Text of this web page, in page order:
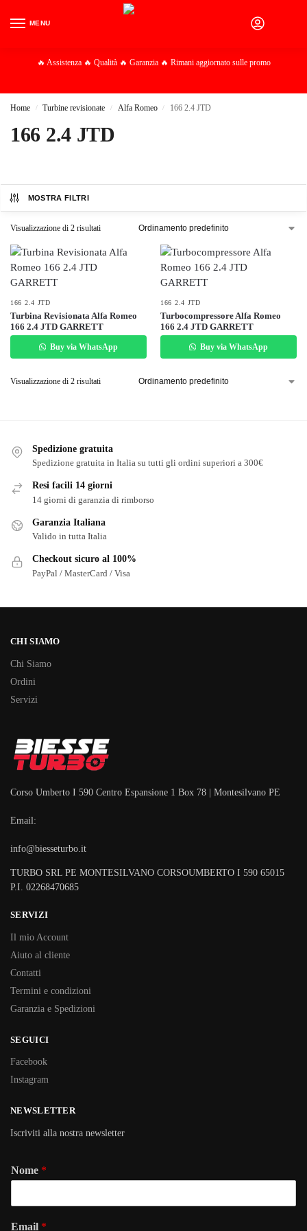
MENU
🔥 Assistenza 🔥 Qualità 🔥 Garanzia 🔥 Rimani aggiornato sulle promo
Home / Turbine revisionate / Alfa Romeo / 166 2.4 JTD
166 2.4 JTD
MOSTRA FILTRI
Visualizzazione di 2 risultati
166 2.4 JTD
Turbina Revisionata Alfa Romeo
166 2.4 JTD GARRETT
Buy via WhatsApp
166 2.4 JTD
Turbocompressore Alfa Romeo
166 2.4 JTD GARRETT
Buy via WhatsApp
Visualizzazione di 2 risultati
Spedizione gratuita
Spedizione gratuita in Italia su tutti gli ordini superiori a 300€
Resi facili 14 giorni
14 giorni di garanzia di rimborso
Garanzia Italiana
Valido in tutta Italia
Checkout sicuro al 100%
PayPal / MasterCard / Visa
CHI SIAMO
Chi Siamo
Ordini
Servizi
Corso Umberto I 590 Centro Espansione 1 Box 78 | Montesilvano PE
Email:
info@biesseturbo.it
TURBO SRL PE MONTESILVANO CORSOUMBERTO I 590 65015
P.I. 02268470685
SERVIZI
Il mio Account
Aiuto al cliente
Contatti
Termini e condizioni
Garanzia e Spedizioni
SEGUICI
Facebook
Instagram
NEWSLETTER
Iscriviti alla nostra newsletter
Nome *
Email *